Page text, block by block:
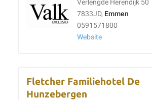
Verlengde Herendijk 50
7833JD, Emmen
0591571800
Website
Fletcher Familiehotel De
Hunzebergen